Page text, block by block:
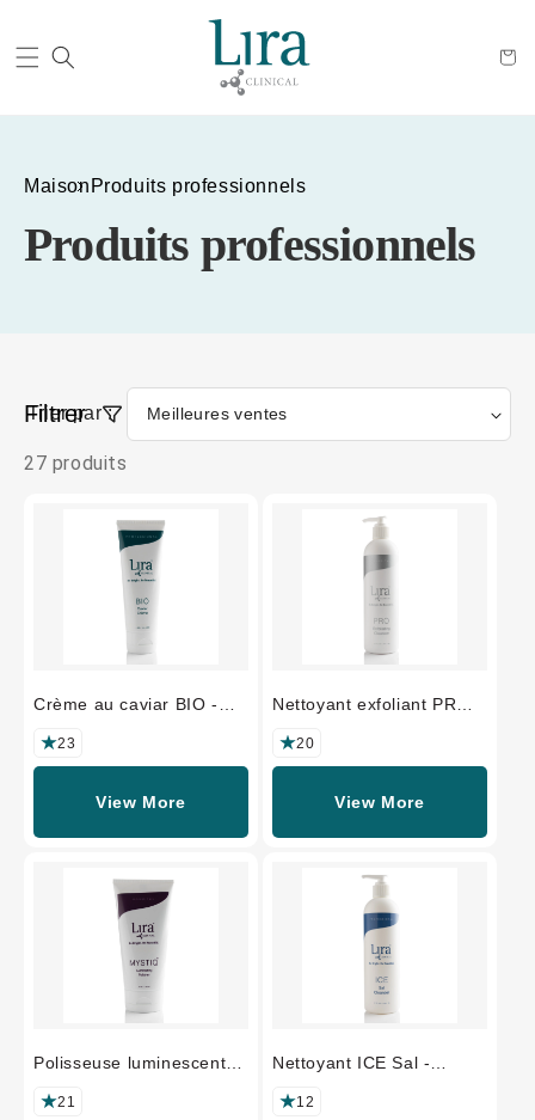
Maison Produits professionnels
Produits professionnels
27 produits
Trier par :
Filtrer
Crème au caviar BIO -
PROFESSIONNEL
23
View More
Nettoyant exfoliant PRO -
PROFESSIONNEL
20
View More
Polisseuse luminescente
PROFESSIONNELLE
21
Nettoyant ICE Sal -
PROFESSIONNEL
12